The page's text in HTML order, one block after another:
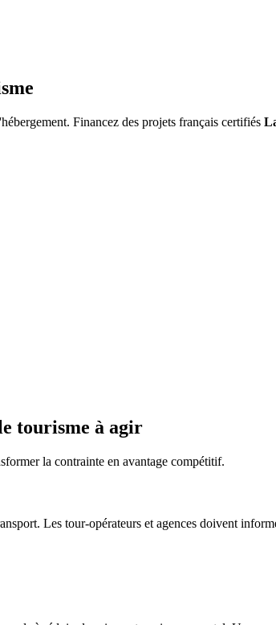
Financez des projets français certifiés
tourisme à agir
la contrainte en avantage compétitif.
Les tour-opérateurs et agences doivent